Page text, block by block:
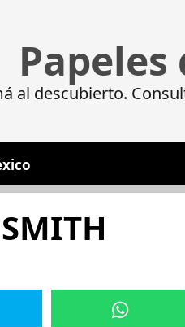
Papeles
al descubierto.